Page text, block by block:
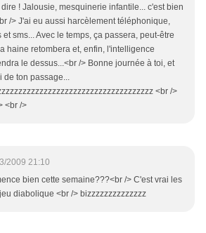
! Jalousie, mesquinerie infantile... c'est bien
/> J'ai eu aussi harcèlement téléphonique,
et sms... Avec le temps, ça passera, peut-être
haine retombera et, enfin, l'intelligence
le dessus...<br /> Bonne journée à toi, et
de ton passage...
<br />
<br />
2009 21:10
bien cette semaine???<br /> C'est vrai les
diabolique <br /> bizzzzzzzzzzzzzz